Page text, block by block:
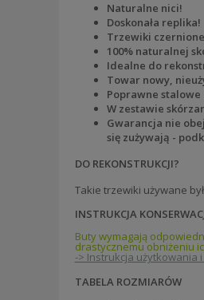
Naturalne nici!
Doskonała replika!
Trzewiki
100% naturalnej
Idealne do
Towar nowy,
Poprawne
W zestawie
Gwarancja nie
się zużywają -
DO REKONSTRUKCJI?
Takie trzewiki używane
INSTRUKCJA
Buty wymagają
drastycznemu obniżeniu
-> Instrukcja użytkowania
TABELA ROZMIARÓW